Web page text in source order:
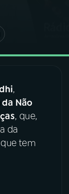
,
da Não
, que,
da
tem